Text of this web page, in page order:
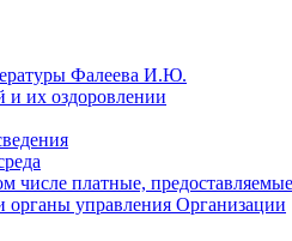
Фалеева И.Ю.
и их оздоровлении
числе платные,
управления Организации